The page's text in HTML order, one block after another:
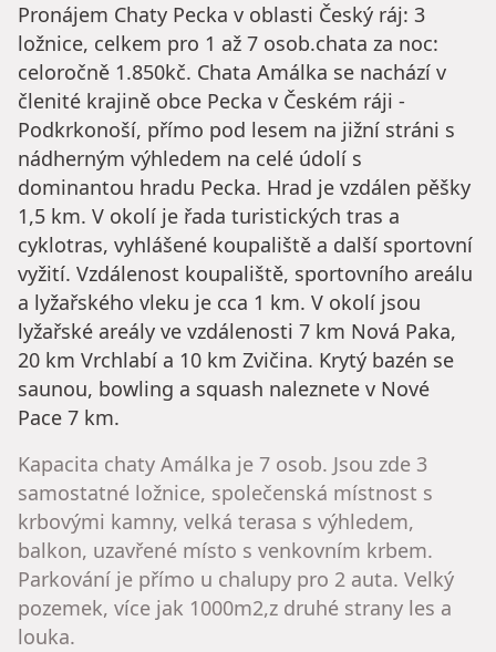
Pronájem Chaty Pecka v oblasti Český ráj: 3
ložnice, celkem pro 1 až 7 osob.chata za noc:
celoročně 1.850kč. Chata Amálka se nachází v
členité krajině obce Pecka v Českém ráji -
Podkrkonoší, přímo pod lesem na jižní stráni s
nádherným výhledem na celé údolí s
dominantou hradu Pecka. Hrad je vzdálen pěšky
1,5 km. V okolí je řada turistických tras a
cyklotras, vyhlášené koupaliště a další sportovní
vyžití. Vzdálenost koupaliště, sportovního areálu
a lyžařského vleku je cca 1 km. V okolí jsou
lyžařské areály ve vzdálenosti 7 km Nová Paka,
20 km Vrchlabí a 10 km Zvičina. Krytý bazén se
saunou, bowling a squash naleznete v Nové
Pace 7 km.
Kapacita chaty Amálka je 7 osob. Jsou zde 3
samostatné ložnice, společenská místnost s
krbovými kamny, velká terasa s výhledem,
balkon, uzavřené místo s venkovním krbem.
Parkování je přímo u chalupy pro 2 auta. Velký
pozemek, více jak 1000m2,z druhé strany les a
louka.